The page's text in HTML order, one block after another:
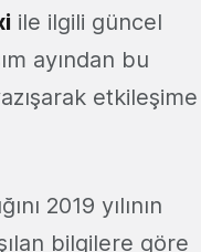
ile ilgili güncel
ayından bu
etkileşime
2019 yılının
bilgilere göre